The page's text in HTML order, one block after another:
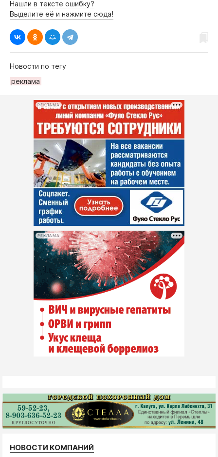
Нашли в тексте ошибку?
Выделите её и нажмите сюда!
Новости по тегу
рeклама
РЕКЛАМА
РЕКЛАМА
НОВОСТИ КОМПАНИЙ